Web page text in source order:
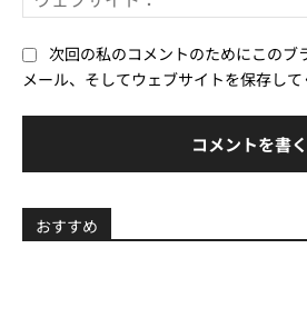
次回の私のコメントのためにこのブ
メール、そしてウェブサイトを保存して
おすすめ